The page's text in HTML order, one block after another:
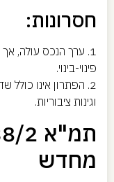
חסרונות:
פינוי-בינוי.
2. הפתרון אינו כולל
וגינות ציבוריות.
מחדש